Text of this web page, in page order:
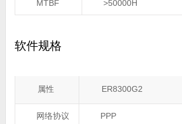
MTBF >50000H
软件规格
属性 ER8300G2
网络协议
PPP